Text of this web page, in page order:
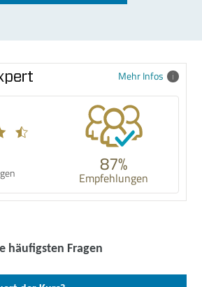
Mehr Infos
87%
Empfehlungen
häufigsten Fragen